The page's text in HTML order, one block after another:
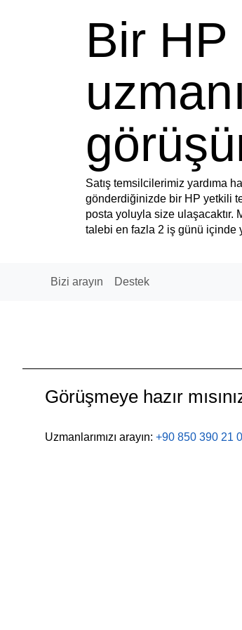
Bir HP
Satış temsilcilerimiz yardıma
gönderdiğinizde bir HP yetkili
posta yoluyla size ulaşacaktır.
talebi en fazla 2 iş günü içinde
Bizi arayın Destek
Görüşmeye hazır
Uzmanlarımızı arayın: +90 850 390 21